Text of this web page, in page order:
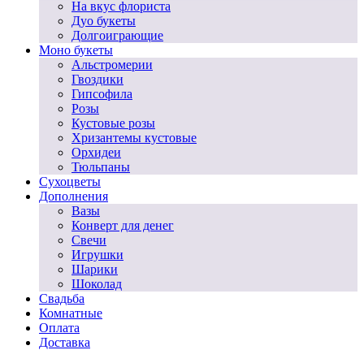
На вкус флориста
Дуо букеты
Долгоиграющие
Моно букеты
Альстромерии
Гвоздики
Гипсофила
Розы
Кустовые розы
Хризантемы кустовые
Орхидеи
Тюльпаны
Сухоцветы
Дополнения
Вазы
Конверт для денег
Свечи
Игрушки
Шарики
Шоколад
Свадьба
Комнатные
Оплата
Доставка